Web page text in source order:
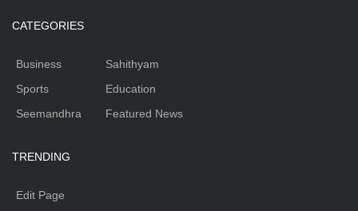
CATEGORIES
Business
Sports
Seemandhra
Sahithyam
Education
Featured News
TRENDING
Edit Page